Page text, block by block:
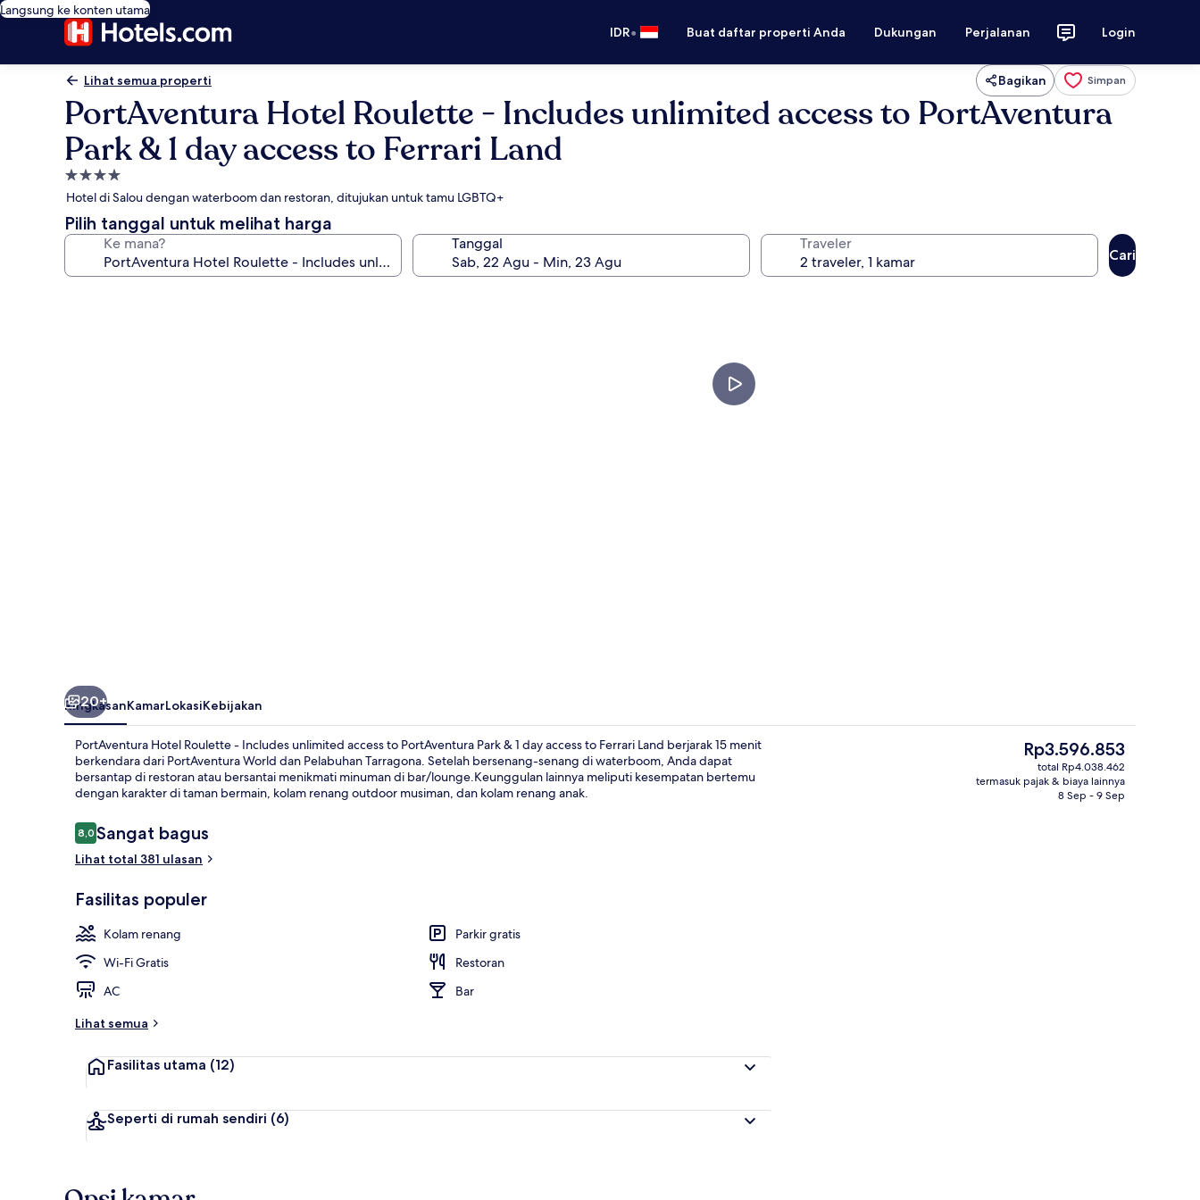
Langsung ke konten utama
IDR• Buat daftar properti Anda Dukungan Perjalanan Login
Lihat semua properti Bagikan Simpan
PortAventura Hotel Roulette - Includes unlimited access to PortAventura
Park & 1 day access to Ferrari Land
Properti
bintang
4.0
Hotel di Salou dengan waterboom dan restoran, ditujukan untuk tamu LGBTQ+
Pilih tanggal untuk melihat harga
Ke mana? Tanggal Traveler
Cari
day
access
to
Ferrari
Land
Sarapan prasmanan setiap hari dengan biaya tambahanBrankas, meja kerja, dan ruang kerja
20+
RingkasanKamarLokasiKebijakan
PortAventura Hotel Roulette - Includes unlimited access to PortAventura Park & 1 day access to Ferrari Land berjarak 15 menit
berkendara dari PortAventura World dan Pelabuhan Tarragona. Setelah bersenang-senang di waterboom, Anda dapat
bersantap di restoran atau bersantai menikmati minuman di bar/lounge.Keunggulan lainnya meliputi kesempatan bertemu
dengan karakter di taman bermain, kolam renang outdoor musiman, dan kolam renang anak.
Ulasan
8,08,0 dari 10
Sangat bagus
Lihat total 381 ulasan
Fasilitas populer
Kolam renang
Parkir gratis
Wi-Fi Gratis
Restoran
AC
Bar
Lihat semua
Fasilitas utama (12)
Seperti di rumah sendiri (6)
Harga
saat
ini
Rp3.596.853
Rp3.596.853
total Rp4.038.462
termasuk pajak & biaya lainnya
8 Sep - 9 Sep